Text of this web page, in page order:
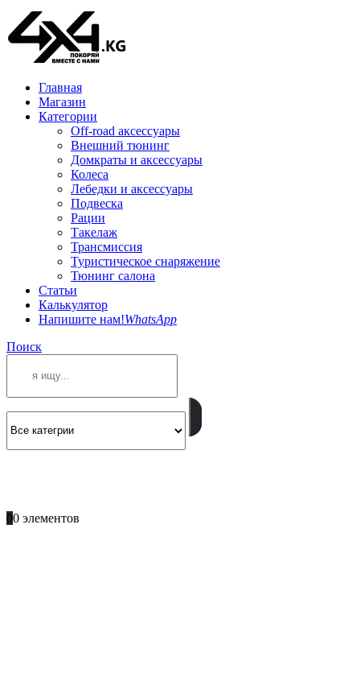
Главная
Магазин
Категории
Off-road аксессуары
Внешний тюнинг
Домкраты и аксессуары
Колеса
Лебедки и аксессуары
Подвеска
Рации
Такелаж
Трансмиссия
Туристическое снаряжение
Тюнинг салона
Статьи
Калькулятор
Напишите нам!WhatsApp
Поиск
00 элементов